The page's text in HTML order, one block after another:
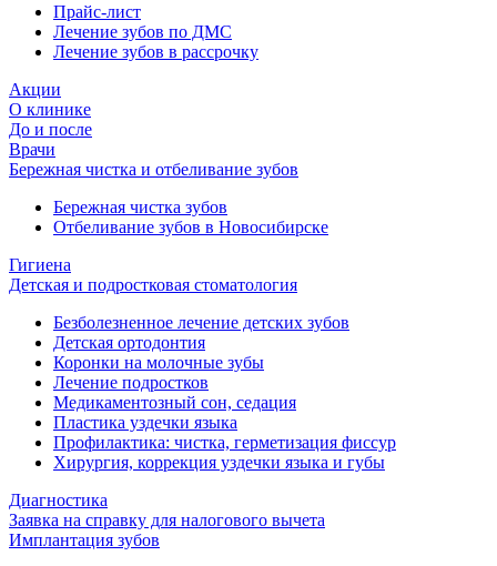
Прайс-лист
Лечение зубов по ДМС
Лечение зубов в рассрочку
Акции
О клинике
До и после
Врачи
Бережная чистка и отбеливание зубов
Бережная чистка зубов
Отбеливание зубов в Новосибирске
Гигиена
Детская и подростковая стоматология
Безболезненное лечение детских зубов
Детская ортодонтия
Коронки на молочные зубы
Лечение подростков
Медикаментозный сон, седация
Пластика уздечки языка
Профилактика: чистка, герметизация фиссур
Хирургия, коррекция уздечки языка и губы
Диагностика
Заявка на справку для налогового вычета
Имплантация зубов